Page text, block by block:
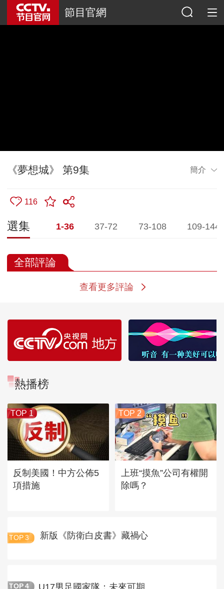
節目官網
《夢想城》 第9集 簡介
116
選集 1-36 37-72 73-108 109-144
全部評論
查看更多評論
熱播榜
TOP 1
反制美國！中方公佈5
項措施
TOP 2
上班“摸魚”公司有權開
除嗎？
TOP 3 新版《防衛白皮書》藏禍心
TOP 4 U17男足國家隊：未來可期